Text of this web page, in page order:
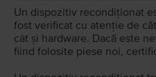
Un dispozitiv recondiționat
fost verificat cu atenție de
cât și hardware. Dacă este
fiind folosite piese noi,